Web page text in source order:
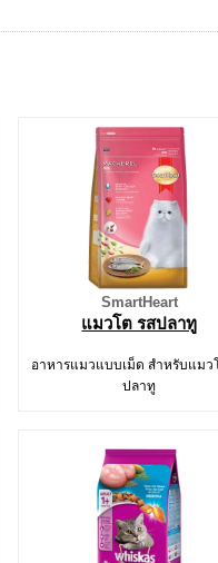
SmartHeart
แมวโต รสปลาทู
อาหารแมวแบบเม็ด สำหรับแมว
ปลาทู